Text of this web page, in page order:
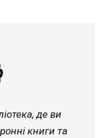
де ви
книги та